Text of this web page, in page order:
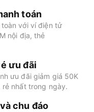
toán
với ví điện tử
nội địa, thẻ
ưu đãi
ưu đãi giảm giá 50K
nhất trong ngày.
chu đáo